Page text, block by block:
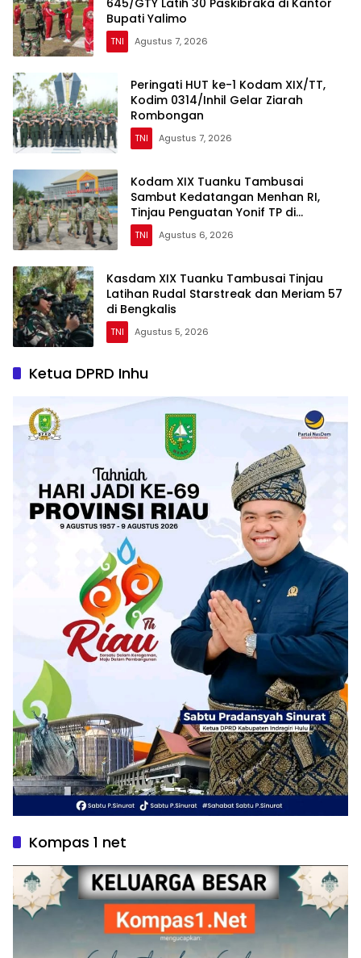
Bupati Yalimo
TNI Agustus 7, 2026
Peringati HUT ke-1 Kodam XIX/TT,
Kodim 0314/Inhil Gelar Ziarah
Rombongan
TNI Agustus 7, 2026
Kodam XIX Tuanku Tambusai
Sambut Kedatangan Menhan RI,
Tinjau Penguatan Yonif TP di
Bengkalis dan Kampar
TNI Agustus 6, 2026
Kasdam XIX Tuanku Tambusai Tinjau
Latihan Rudal Starstreak dan Meriam 57
di Bengkalis
TNI Agustus 5, 2026
Ketua DPRD Inhu
Kompas 1 net